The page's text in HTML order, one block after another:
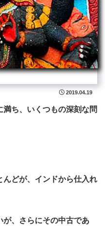
2019.04.19
ち、いくつもの深刻な問
どが、インドから仕入れ
、さらにその中古であ